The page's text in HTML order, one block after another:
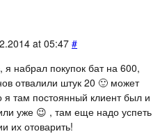
at 05:47 #
я набрал покупок бат на 600,
отвалили штук 20 🙂 может
я там постоянный клиент был и
уже 😉 , там еще надо успеть
их отоварить!